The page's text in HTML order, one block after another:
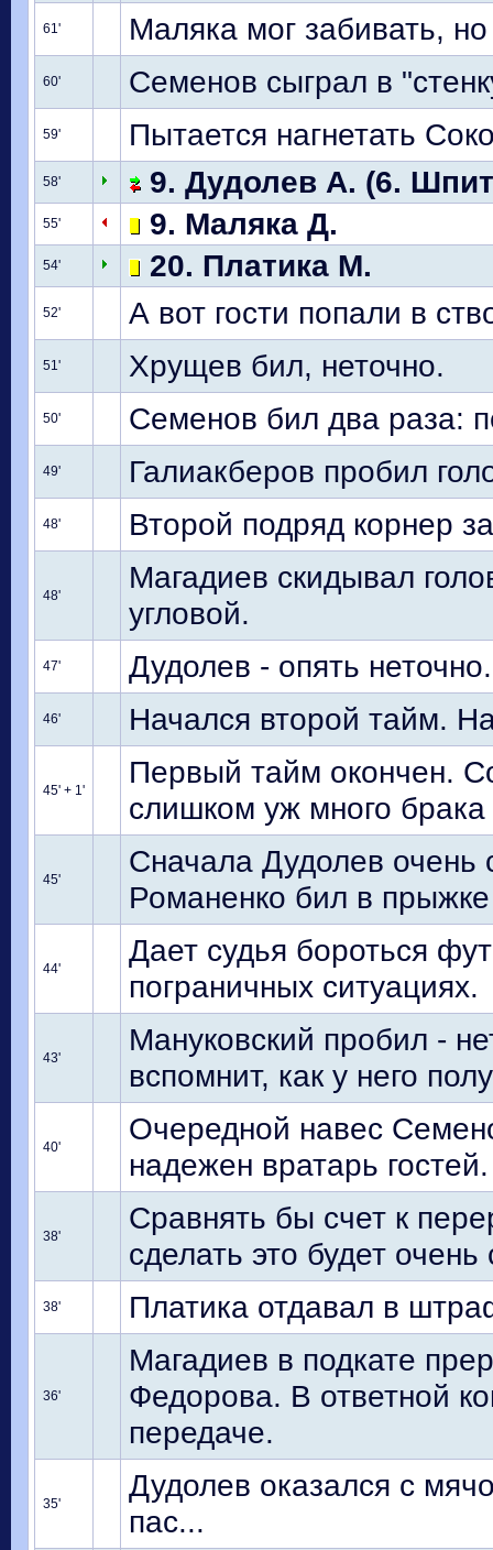
61' Маляка мог забивать,
60' Семенов сыграл в
59' Пытается нагнетать
58' 9. Дудолев А. (6.
55' 9. Маляка Д.
54' 20. Платика М.
52' А вот гости попали в
51' Хрущев бил, неточно.
50' Семенов бил два раза:
49' Галиакберов пробил
48' Второй подряд корнер
48'
Магадиев скидывал
угловой.
47' Дудолев - опять
46' Начался второй тайм.
45' + 1'
Первый тайм окончен.
слишком уж много
45'
Сначала Дудолев очень
Романенко бил в
44'
Дает судья бороться
пограничных ситуациях.
43'
Мануковский пробил -
вспомнит, как у него
40'
Очередной навес
надежен вратарь гостей.
38'
Сравнять бы счет к
сделать это будет
38' Платика отдавал в
36'
Магадиев в подкате
Федорова. В ответной
передаче.
35'
Дудолев оказался с
пас...